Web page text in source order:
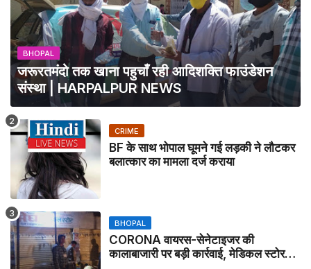
BHOPAL
जरूरतमंदो तक खाना पहुचाँ रही आदिशक्ति फाउंडेशन
संस्था | HARPALPUR NEWS
CRIME
BF के साथ भोपाल घूमने गई लड़की ने लौटकर
बलात्कार का मामला दर्ज कराया
BHOPAL
CORONA वायरस-सेनेटाइजर की
कालाबाजारी पर बड़ी कार्रवाई, मेडिकल स्टोर